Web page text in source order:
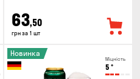
63,50
грн за 1 шт
Міцність
5 °
Новинка